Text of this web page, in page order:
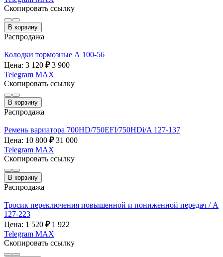
Скопировать ссылку
В корзину
Распродажа
Колодки тормозные А 100-56
Цена: 3 120 ₽ 3 900
Telegram MAX
Скопировать ссылку
В корзину
Распродажа
Ремень вариатора 700HD/750EFI/750HDi/A 127-137
Цена: 10 800 ₽ 31 000
Telegram MAX
Скопировать ссылку
В корзину
Распродажа
Тросик переключения повышенной и пониженной передач / A
127-223
Цена: 1 520 ₽ 1 922
Telegram MAX
Скопировать ссылку